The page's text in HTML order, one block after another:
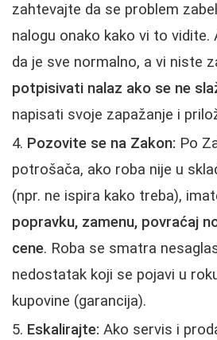
zahtevajte da se problem
nalogu onako kako vi to vidite.
da je sve normalno, a vi niste
potpisivati nalaz ako se ne
napisati svoje zapažanje i
Pozovite se na Zakon: Po
potrošača, ako roba nije u
(npr. ne ispira kako treba),
popravku, zamenu, povraćaj
cene. Roba se smatra
nedostatak koji se pojavi u
kupovine (garancija).
Eskalirajte: Ako servis i